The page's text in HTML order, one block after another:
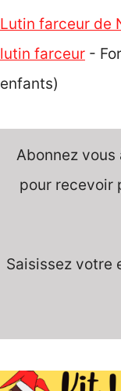
Lutin farceur de
lutin farceur -
enfants)
Abonnez
pour recevoir
Saisissez votre